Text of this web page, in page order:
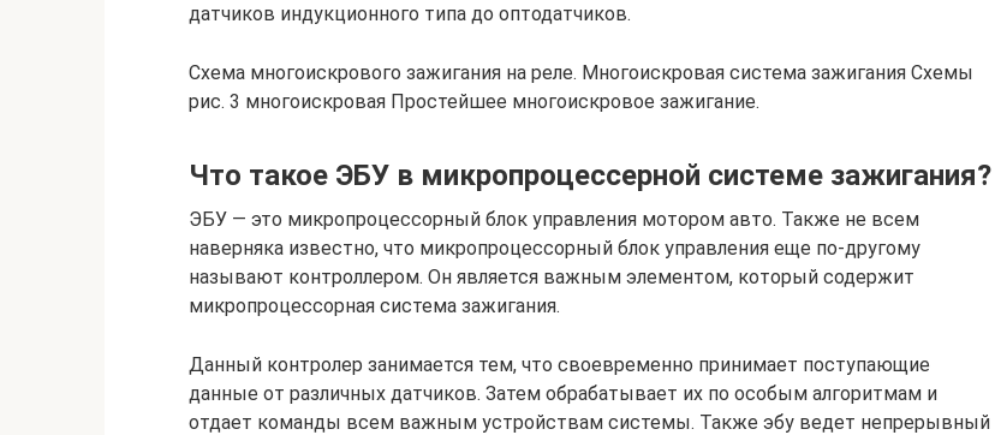
датчиков индукционного типа до оптодатчиков.
Схема многоискрового зажигания на реле. Многоискровая система зажигания Схемы
рис. 3 многоискровая Простейшее многоискровое зажигание.
Что такое ЭБУ в микропроцессерной системе зажигания?
ЭБУ — это микропроцессорный блок управления мотором авто. Также не всем
наверняка известно, что микропроцессорный блок управления еще по-другому
называют контроллером. Он является важным элементом, который содержит
микропроцессорная система зажигания.
Данный контролер занимается тем, что своевременно принимает поступающие
данные от различных датчиков. Затем обрабатывает их по особым алгоритмам и
отдает команды всем важным устройствам системы. Также эбу ведет непрерывный